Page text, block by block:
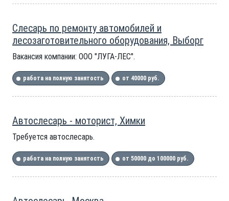
Слесарь по ремонту автомобилей и
лесозаготовительного оборудования, Выборг
Вакансия компании: ООО "ЛУГА-ЛЕС".
работа на полную занятость от 40000 руб.
Автослесарь - моторист, Химки
Требуется автослесарь.
работа на полную занятость от 50000 до 100000 руб.